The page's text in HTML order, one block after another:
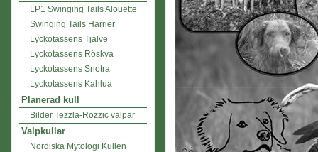
LP1 Swinging Tails Alouette
Swinging Tails Harrier
Lyckotassens Tjalve
Lyckotassens Röskva
Lyckotassens Snotra
Lyckotassens Kahlua
Planerad kull
Bilder Tezzla-Rozzic valpar
Valpkullar
Nordiska Mytologi Kullen